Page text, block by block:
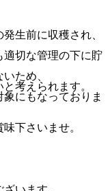
生前に収穫され、
適切な管理の下に貯
ため、
考えられます。
にもなっておりま
下さいませ。